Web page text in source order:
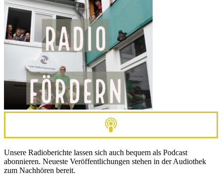
Unsere Radioberichte lassen sich auch bequem als Podcast
abonnieren. Neueste Veröffentlichungen stehen in der Audiothek
zum Nachhören bereit.